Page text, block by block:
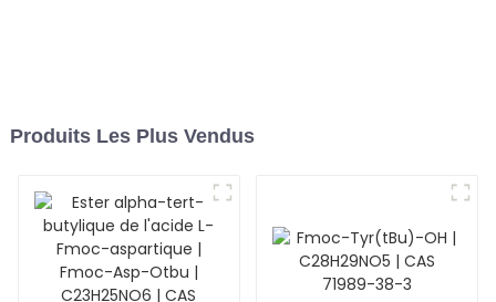
Produits Les Plus Vendus